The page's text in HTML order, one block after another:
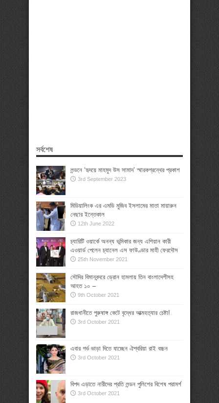
সর্বশেষ
লন্ডনে ‘হৃদয়ে মাহমুদ উস সামাদ’ স্মারকগ্রন্থের প্রকাশ
3rd September 2023
মিডিয়ালিংক এর এমডি মুজিব ইসলামের মাতা মায়ারুন
নেছার ইন্তেকাল
12th June 2022
চ্যারিটি ওয়ার্কে অনন্য ভূমিকার জন্য এশিয়ান কারী
এওয়ার্ড পেলেন চ্যানেল এস ফাউণ্ডার মাহী ফেরদৌস
25th November 2021
সৌদির বিমানবন্দরে ড্রোন হামলায় তিন বাংলাদেশীসহ
আহত ১০ –
9th October 2021
রাজধানীতে পুরুষাঙ্গ কেটে বৃদ্ধের আত্মহত্যার চেষ্টা!
3rd October 2021
এবার গর্ভ ভাড়া দিতে যাচ্ছেন ঐশ্বরিয়া রাই বচ্চন
3rd October 2021
বিপদ এড়াতে নারীদের প্রতি লন্ডন পুলিশের বিশেষ পরামর্শ
3rd October 2021